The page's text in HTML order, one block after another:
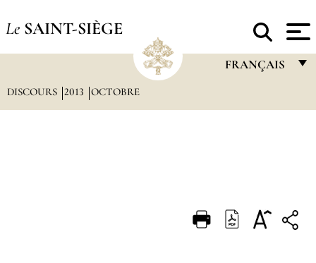
Le SAINT-SIÈGE
FRANÇAIS
DEUTSCH
DISCOURS 2013 OCTOBRE